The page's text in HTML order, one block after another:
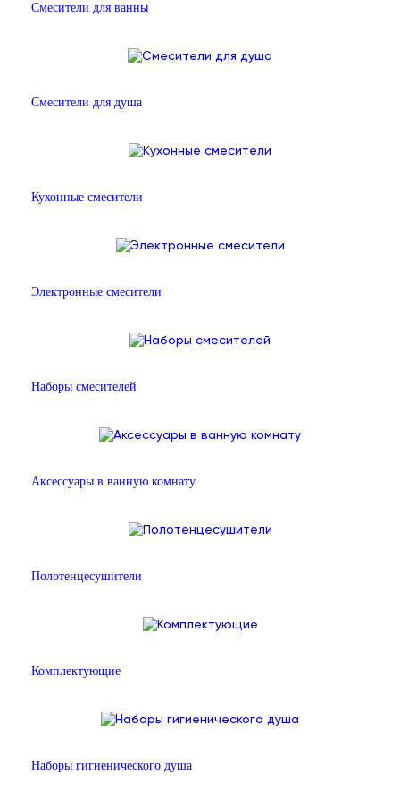
Смесители для ванны
Смесители для душа
Кухонные смесители
Электронные смесители
Наборы смесителей
Аксессуары в ванную комнату
Полотенцесушители
Комплектующие
Наборы гигиенического душа